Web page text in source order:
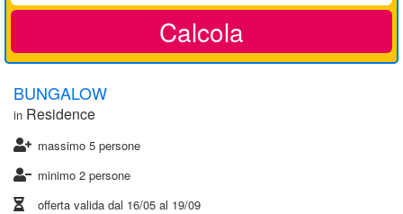
Calcola
BUNGALOW
in Residence
massimo 5 persone
minimo 2 persone
offerta valida dal 16/05 al 19/09